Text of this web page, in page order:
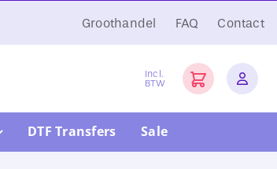
Groothandel FAQ Contact
Incl.
BTW
DTF Transfers Sale